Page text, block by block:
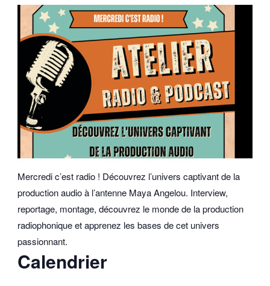
Mercredi c’est radio ! Découvrez l’univers captivant de la
production audio à l’antenne Maya Angelou. Interview,
reportage, montage, découvrez le monde de la production
radiophonique et apprenez les bases de cet univers
passionnant.
Calendrier